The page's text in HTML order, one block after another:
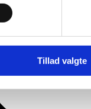
Tillad valgte